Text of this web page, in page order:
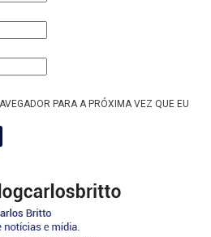
PARA A PRÓXIMA VEZ QUE EU